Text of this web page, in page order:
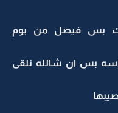
فيصل من يوم
بس ان شالله نلقى